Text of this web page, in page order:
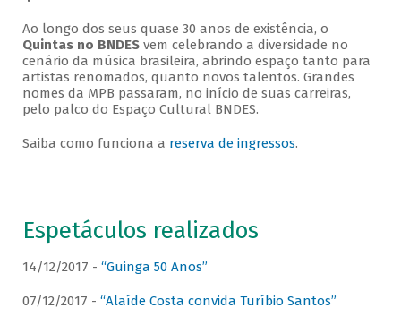
Ao longo dos seus quase 30 anos de existência, o
Quintas no BNDESvem celebrando a diversidade no
cenário da música brasileira, abrindo espaço tanto para
artistas renomados, quanto novos talentos. Grandes
nomes da MPB passaram, no início de suas carreiras,
pelo palco do Espaço Cultural BNDES.
Saiba como funciona a reserva de ingressos.
Espetáculos realizados
14/12/2017 - “Guinga 50 Anos”
07/12/2017 - “Alaíde Costa convida Turíbio Santos”